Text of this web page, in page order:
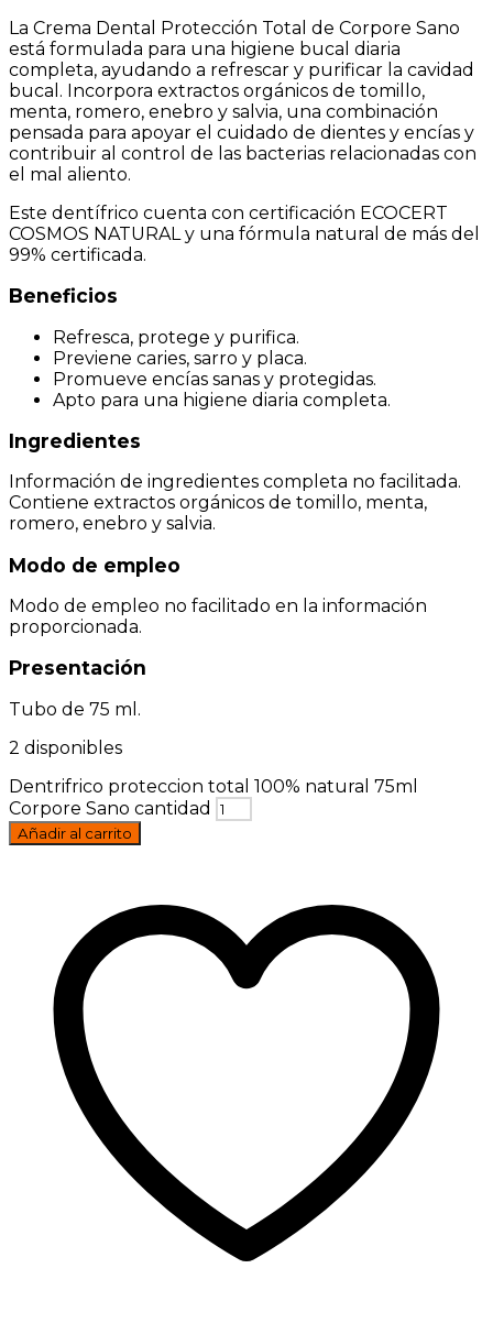
La Crema Dental Protección Total de Corpore Sano
está formulada para una higiene bucal diaria
completa, ayudando a refrescar y purificar la cavidad
bucal. Incorpora extractos orgánicos de tomillo,
menta, romero, enebro y salvia, una combinación
pensada para apoyar el cuidado de dientes y encías y
contribuir al control de las bacterias relacionadas con
el mal aliento.
Este dentífrico cuenta con certificación ECOCERT
COSMOS NATURAL y una fórmula natural de más del
99% certificada.
Beneficios
Refresca, protege y purifica.
Previene caries, sarro y placa.
Promueve encías sanas y protegidas.
Apto para una higiene diaria completa.
Ingredientes
Información de ingredientes completa no facilitada.
Contiene extractos orgánicos de tomillo, menta,
romero, enebro y salvia.
Modo de empleo
Modo de empleo no facilitado en la información
proporcionada.
Presentación
Tubo de 75 ml.
2 disponibles
Dentrifrico proteccion total 100% natural 75ml
Corpore Sano cantidad
Añadir al carrito